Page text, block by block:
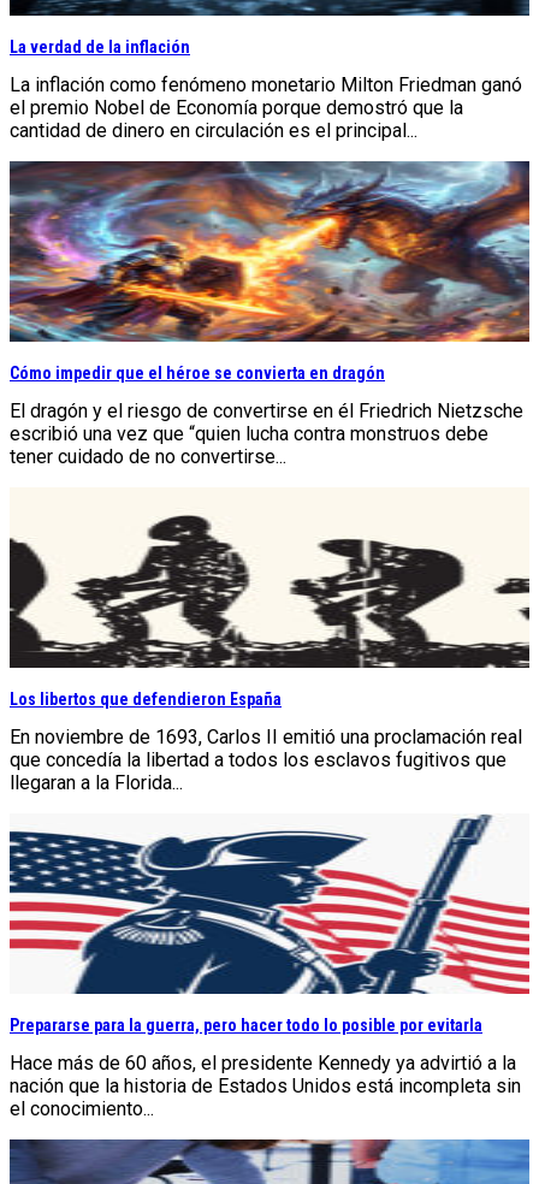
La verdad de la inflación
La inflación como fenómeno monetario Milton Friedman ganó
el premio Nobel de Economía porque demostró que la
cantidad de dinero en circulación es el principal...
Cómo impedir que el héroe se convierta en dragón
El dragón y el riesgo de convertirse en él Friedrich Nietzsche
escribió una vez que “quien lucha contra monstruos debe
tener cuidado de no convertirse...
Los libertos que defendieron España
En noviembre de 1693, Carlos II emitió una proclamación real
que concedía la libertad a todos los esclavos fugitivos que
llegaran a la Florida...
Prepararse para la guerra, pero hacer todo lo posible por evitarla
Hace más de 60 años, el presidente Kennedy ya advirtió a la
nación que la historia de Estados Unidos está incompleta sin
el conocimiento...